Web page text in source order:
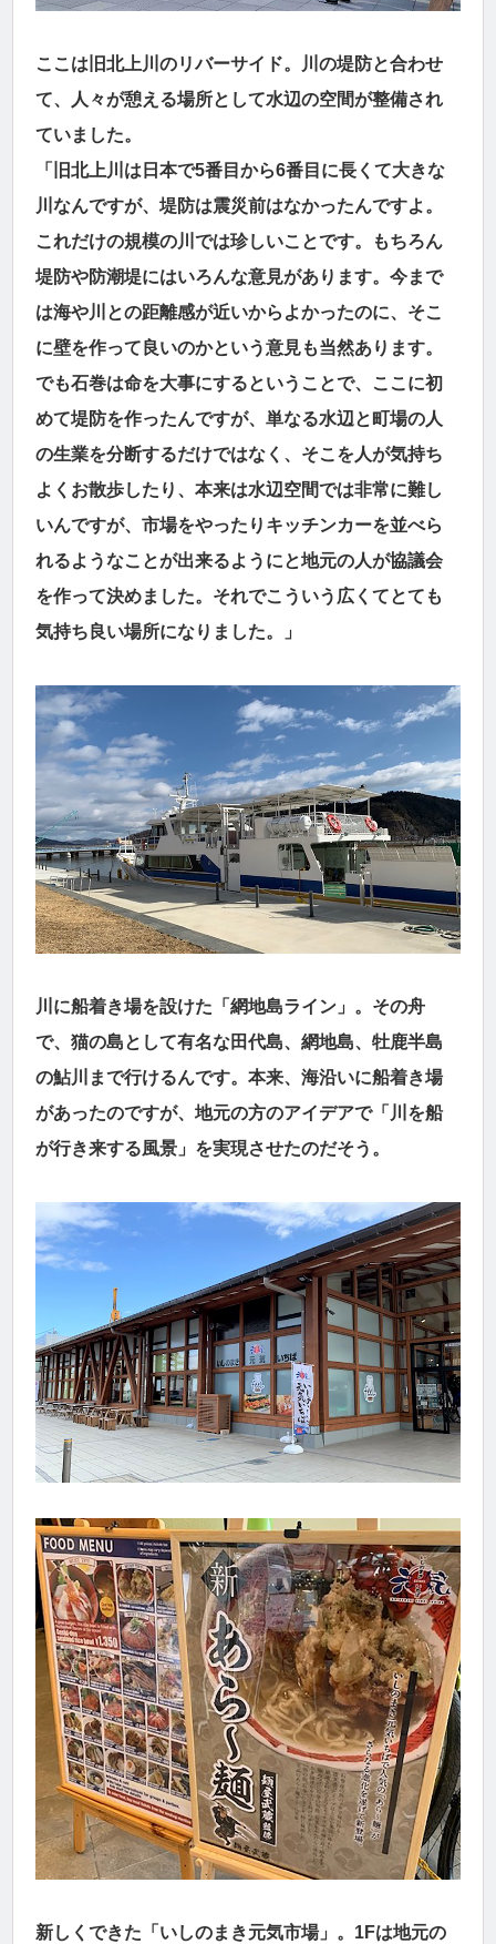
ここは旧北上川のリバーサイド。川の堤防と合わせ
て、人々が憩える場所として水辺の空間が整備され
ていました。
「旧北上川は日本で5番目から6番目に長くて大きな
川なんですが、堤防は震災前はなかったんですよ。
これだけの規模の川では珍しいことです。もちろん
堤防や防潮堤にはいろんな意見があります。今まで
は海や川との距離感が近いからよかったのに、そこ
に壁を作って良いのかという意見も当然あります。
でも石巻は命を大事にするということで、ここに初
めて堤防を作ったんですが、単なる水辺と町場の人
の生業を分断するだけではなく、そこを人が気持ち
よくお散歩したり、本来は水辺空間では非常に難し
いんですが、市場をやったりキッチンカーを並べら
れるようなことが出来るようにと地元の人が協議会
を作って決めました。それでこういう広くてとても
気持ち良い場所になりました。」
川に船着き場を設けた「網地島ライン」。その舟
で、猫の島として有名な田代島、網地島、牡鹿半島
の鮎川まで行けるんです。本来、海沿いに船着き場
があったのですが、地元の方のアイデアで「川を船
が行き来する風景」を実現させたのだそう。
新しくできた「いしのまき元気市場」。1Fは地元の